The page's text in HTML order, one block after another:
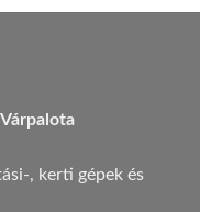
Ft.
, kerti gépek és